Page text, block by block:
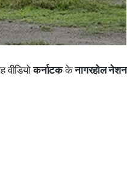
वीडियोकर्नाटककेनागरहोल